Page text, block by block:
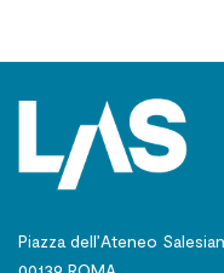
Piazza dell’Ateneo